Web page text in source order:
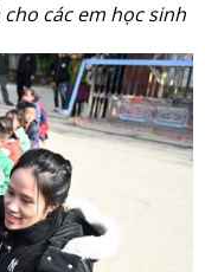
các em học sinh